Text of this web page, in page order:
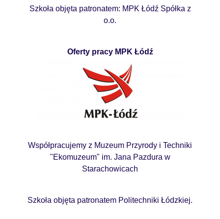
Szkoła objęta patronatem: MPK Łódź Spółka z
o.o.
Oferty pracy MPK Łódź
Współpracujemy z Muzeum Przyrody i Techniki
"Ekomuzeum" im. Jana Pazdura w
Starachowicach
Szkoła objęta patronatem Politechniki Łódzkiej.